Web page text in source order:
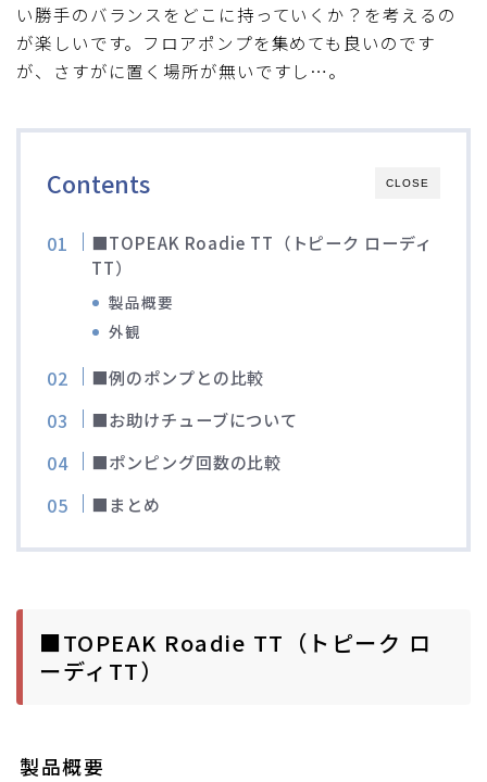
い勝手のバランスをどこに持っていくか？を考えるの
が楽しいです。フロアポンプを集めても良いのです
が、さすがに置く場所が無いですし…。
CLOSE
Contents
■TOPEAK Roadie TT（トピーク ローディ
TT）
製品概要
外観
■例のポンプとの比較
■お助けチューブについて
■ポンピング回数の比較
■まとめ
■TOPEAK Roadie TT（トピーク ロ
ーディTT）
製品概要